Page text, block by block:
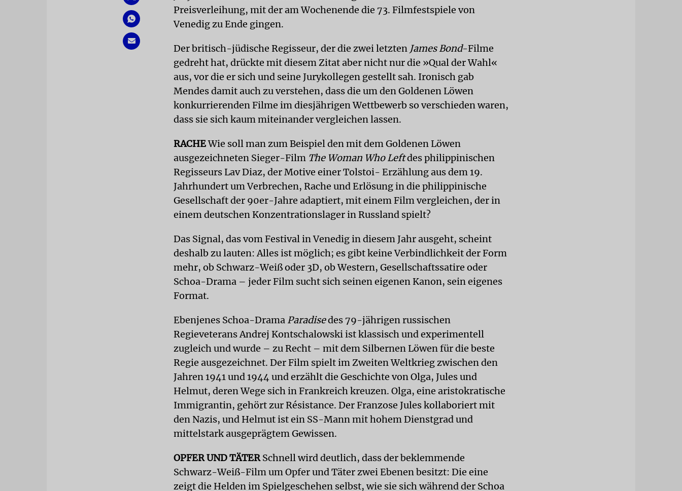
Preisverleihung, mit der am Wochenende die 73. Filmfestspiele von
Venedig zu Ende gingen.
Der britisch-jüdische Regisseur, der die zwei letzten James Bond-Filme
gedreht hat, drückte mit diesem Zitat aber nicht nur die »Qual der Wahl«
aus, vor die er sich und seine Jurykollegen gestellt sah. Ironisch gab
Mendes damit auch zu verstehen, dass die um den Goldenen Löwen
konkurrierenden Filme im diesjährigen Wettbewerb so verschieden waren,
dass sie sich kaum miteinander vergleichen lassen.
RACHEWie soll man zum Beispiel den mit dem Goldenen Löwen
ausgezeichneten Sieger-Film The Woman Who Leftdes philippinischen
Regisseurs Lav Diaz, der Motive einer Tolstoi- Erzählung aus dem 19.
Jahrhundert um Verbrechen, Rache und Erlösung in die philippinische
Gesellschaft der 90er-Jahre adaptiert, mit einem Film vergleichen, der in
einem deutschen Konzentrationslager in Russland spielt?
Das Signal, das vom Festival in Venedig in diesem Jahr ausgeht, scheint
deshalb zu lauten: Alles ist möglich; es gibt keine Verbindlichkeit der Form
mehr, ob Schwarz-Weiß oder 3D, ob Western, Gesellschaftssatire oder
Schoa-Drama – jeder Film sucht sich seinen eigenen Kanon, sein eigenes
Format.
Ebenjenes Schoa-Drama Paradisedes 79-jährigen russischen
Regieveterans Andrej Kontschalowski ist klassisch und experimentell
zugleich und wurde – zu Recht – mit dem Silbernen Löwen für die beste
Regie ausgezeichnet. Der Film spielt im Zweiten Weltkrieg zwischen den
Jahren 1941 und 1944 und erzählt die Geschichte von Olga, Jules und
Helmut, deren Wege sich in Frankreich kreuzen. Olga, eine aristokratische
Immigrantin, gehört zur Résistance. Der Franzose Jules kollaboriert mit
den Nazis, und Helmut ist ein SS-Mann mit hohem Dienstgrad und
mittelstark ausgeprägtem Gewissen.
OPFER UND TÄTERSchnell wird deutlich, dass der beklemmende
Schwarz-Weiß-Film um Opfer und Täter zwei Ebenen besitzt: Die eine
zeigt die Helden im Spielgeschehen selbst, wie sie sich während der Schoa